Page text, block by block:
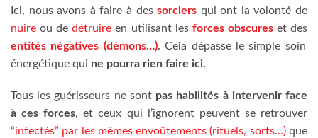
Ici, nous avons à faire à dessorciers qui ont la volonté de
nuire ou dedétruire en utilisant les forces obscures et des
entités négatives (démons…). Cela dépasse le simple soin
énergétique qui ne pourra rien faire ici.
Tous les guérisseurs ne sontpas habilités à intervenir face
à ces forces, et ceux qui l’ignorent peuvent se retrouver
“infectés” par les mêmes envoûtements (rituels, sorts…)que